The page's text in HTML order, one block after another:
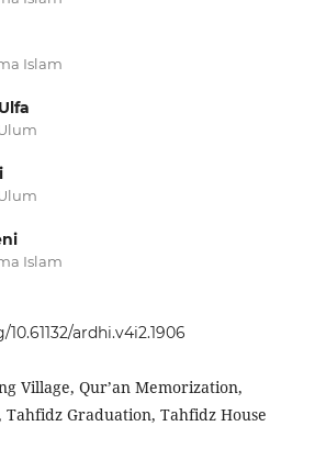
Islam
Islam
ardhi.v4i2.1906
Village, Qur’an Memorization,
Graduation, Tahfidz House